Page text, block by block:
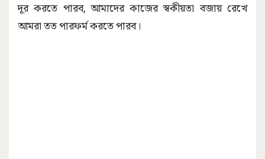
দূর করতে পারব, আমাদের কাজের স্বকীয়তা বজায় রেখে
আমরা তত পারফর্ম করতে পারব।